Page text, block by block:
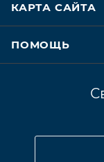
КАРТА САЙТА
ПОМОЩЬ